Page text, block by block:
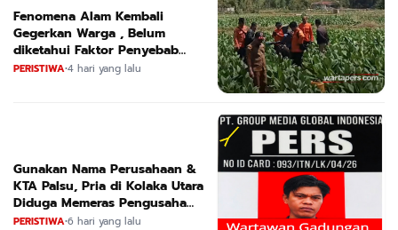
Fenomena Alam Kembali
Gegerkan Warga , Belum
diketahui Faktor Penyebab
Suara
PERISTIWA•4 hari yang lalu
Gunakan Nama Perusahaan &
KTA Palsu, Pria di Kolaka Utara
Diduga Memeras Pengusaha
Tambang dan Minyak
PERISTIWA•6 hari yang lalu